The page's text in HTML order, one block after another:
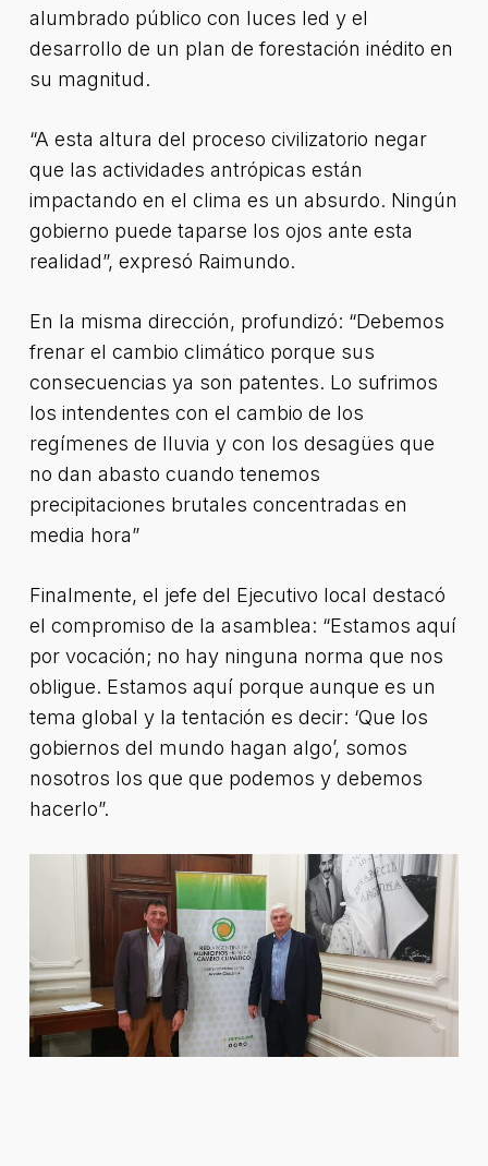
alumbrado público con luces led y el
desarrollo de un plan de forestación inédito en
su magnitud.
“A esta altura del proceso civilizatorio negar
que las actividades antrópicas están
impactando en el clima es un absurdo. Ningún
gobierno puede taparse los ojos ante esta
realidad”, expresó Raimundo.
En la misma dirección, profundizó: “Debemos
frenar el cambio climático porque sus
consecuencias ya son patentes. Lo sufrimos
los intendentes con el cambio de los
regímenes de lluvia y con los desagües que
no dan abasto cuando tenemos
precipitaciones brutales concentradas en
media hora”
Finalmente, el jefe del Ejecutivo local destacó
el compromiso de la asamblea: “Estamos aquí
por vocación; no hay ninguna norma que nos
obligue. Estamos aquí porque aunque es un
tema global y la tentación es decir: ‘Que los
gobiernos del mundo hagan algo’, somos
nosotros los que que podemos y debemos
hacerlo”.